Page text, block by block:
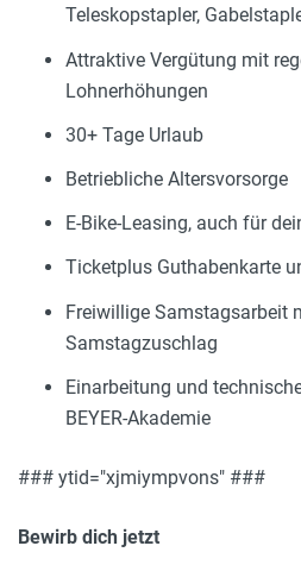
Teleskopstapler,
Attraktive Vergütung mit
Lohnerhöhungen
30+ Tage Urlaub
Betriebliche Altersvorsorge
E-Bike-Leasing, auch für
Ticketplus Guthabenkarte
Freiwillige Samstagsarbeit
Samstagzuschlag
Einarbeitung und
BEYER-Akademie
### ytid="xjmiympvons" ###
Bewirb dich jetzt